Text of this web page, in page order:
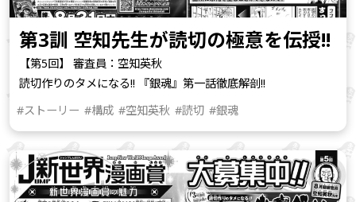
第3訓 空知先生が読切の極意を伝授!!
【第5回】 審査員：空知英秋
読切作りのタメになる!! 『銀魂』第一話徹底解剖!!
#ストーリー #構成 #空知英秋 #読切 #銀魂